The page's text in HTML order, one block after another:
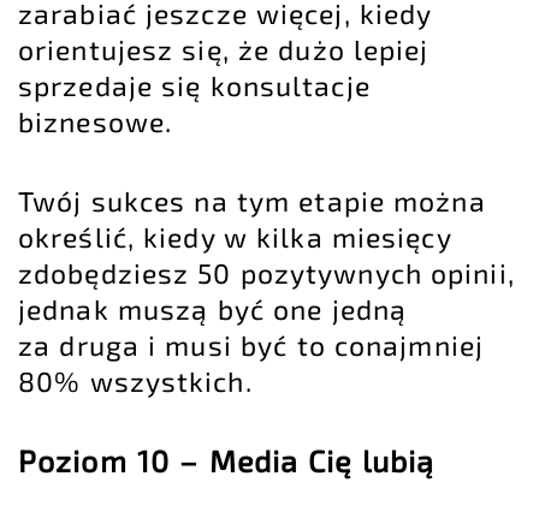
zarabiać jeszcze więcej, kiedy
orientujesz się, że dużo lepiej
sprzedaje się konsultacje
biznesowe.
Twój sukces na tym etapie można
określić, kiedy w kilka miesięcy
zdobędziesz 50 pozytywnych opinii,
jednak muszą być one jedną
za druga i musi być to conajmniej
80% wszystkich.
Poziom 10 – Media Cię lubią